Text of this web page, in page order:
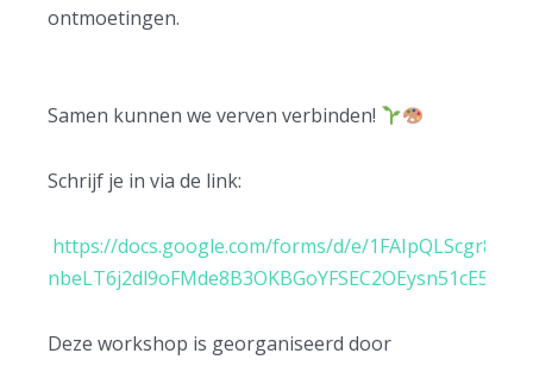
ontmoetingen.
Samen kunnen we verven verbinden!
Schrijf je in via de link:
https://docs.google.com/forms/d/e/1FAIpQLScgr8-
Deze workshop is georganiseerd door